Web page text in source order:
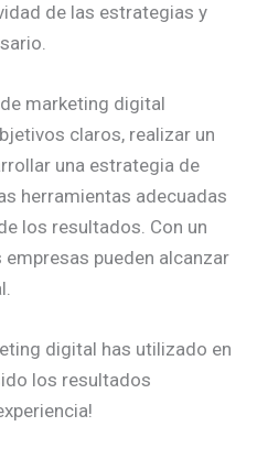
de las estrategias y
marketing digital
claros, realizar un
una estrategia de
herramientas adecuadas
los resultados. Con un
pueden alcanzar
digital has utilizado en
los resultados